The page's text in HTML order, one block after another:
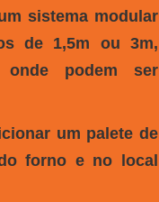
sistema modular
de 1,5m ou 3m,
onde podem ser
um palete de
forno e no local